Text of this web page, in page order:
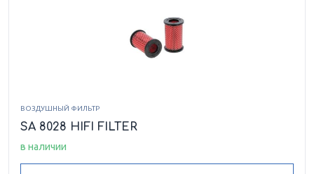
ВОЗДУШНЫЙ ФИЛЬТР
SA 8028 HIFI FILTER
в наличии